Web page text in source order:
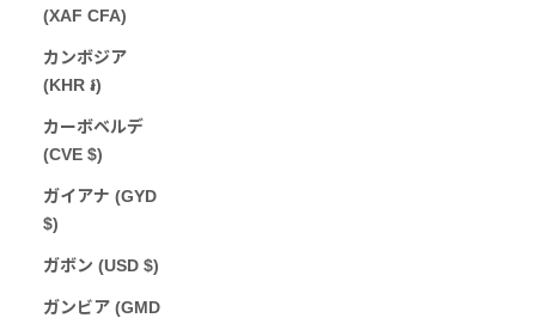
(XAF CFA)
カンボジア
(KHR ៛)
カーボベルデ
(CVE $)
ガイアナ (GYD
$)
ガボン (USD $)
ガンビア (GMD